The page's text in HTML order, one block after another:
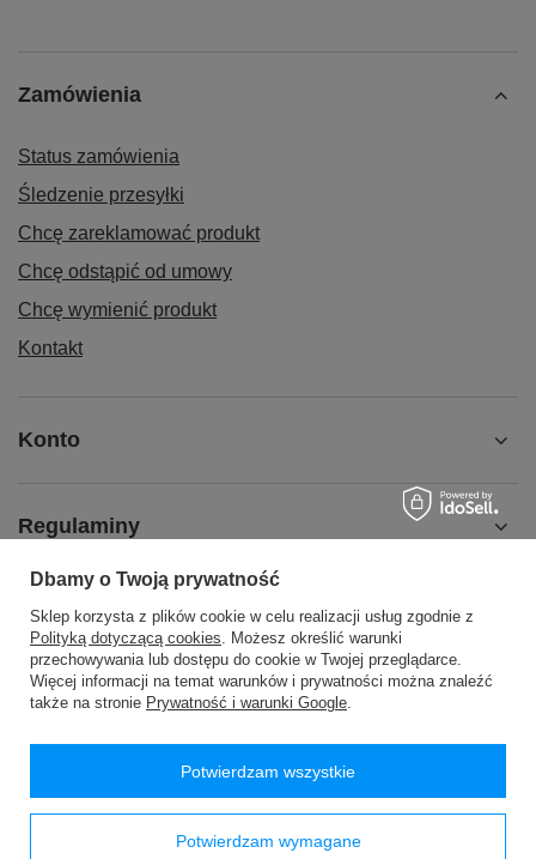
Zamówienia
Status zamówienia
Śledzenie przesyłki
Chcę zareklamować produkt
Chcę odstąpić od umowy
Chcę wymienić produkt
Kontakt
Konto
Regulaminy
MOJE KONTO
48 24 2776200 handlowy@passan.com.pl
PASSAN Pasmanteria,WÓLKA WYSOKA 26,
Dbamy o Twoją prywatność
Sklep korzysta z plików cookie w celu realizacji usług zgodnie z
Polityką dotyczącą cookies. Możesz określić warunki
przechowywania lub dostępu do cookie w Twojej przeglądarce.
Więcej informacji na temat warunków i prywatności można znaleźć
także na stronie Prywatność i warunki Google.
Potwierdzam wymagane
Potwierdzam wszystkie